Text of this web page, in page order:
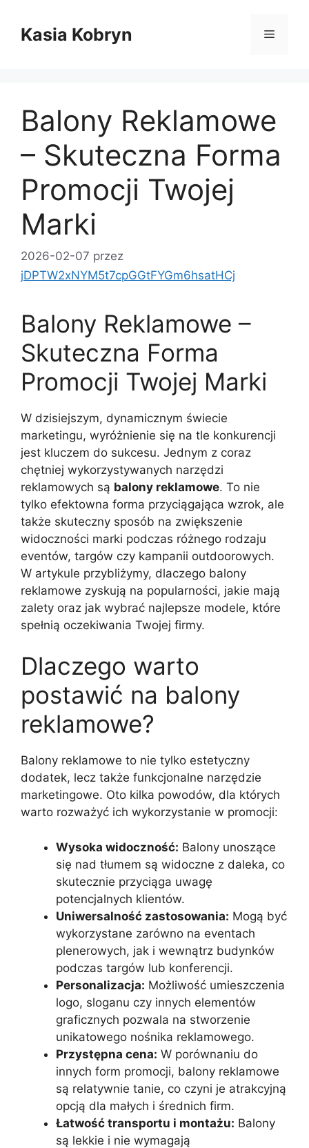
treściKasia Kobryn Menu
Balony Reklamowe
– Skuteczna Forma
Promocji Twojej
Marki
2026-02-07 przez
jDPTW2xNYM5t7cpGGtFYGm6hsatHCj
Balony Reklamowe –
Skuteczna Forma
Promocji Twojej Marki
W dzisiejszym, dynamicznym świecie
marketingu, wyróżnienie się na tle konkurencji
jest kluczem do sukcesu. Jednym z coraz
chętniej wykorzystywanych narzędzi
reklamowych są balony reklamowe. To nie
tylko efektowna forma przyciągająca wzrok, ale
także skuteczny sposób na zwiększenie
widoczności marki podczas różnego rodzaju
eventów, targów czy kampanii outdoorowych.
W artykule przybliżymy, dlaczego balony
reklamowe zyskują na popularności, jakie mają
zalety oraz jak wybrać najlepsze modele, które
spełnią oczekiwania Twojej firmy.
Dlaczego warto
postawić na balony
reklamowe?
Balony reklamowe to nie tylko estetyczny
dodatek, lecz także funkcjonalne narzędzie
marketingowe. Oto kilka powodów, dla których
warto rozważyć ich wykorzystanie w promocji:
Wysoka widoczność: Balony unoszące
się nad tłumem są widoczne z daleka, co
skutecznie przyciąga uwagę
potencjalnych klientów.
Uniwersalność zastosowania: Mogą być
wykorzystane zarówno na eventach
plenerowych, jak i wewnątrz budynków
podczas targów lub konferencji.
Personalizacja: Możliwość umieszczenia
logo, sloganu czy innych elementów
graficznych pozwala na stworzenie
unikatowego nośnika reklamowego.
Przystępna cena: W porównaniu do
innych form promocji, balony reklamowe
są relatywnie tanie, co czyni je atrakcyjną
opcją dla małych i średnich firm.
Łatwość transportu i montażu: Balony
są lekkie i nie wymagają